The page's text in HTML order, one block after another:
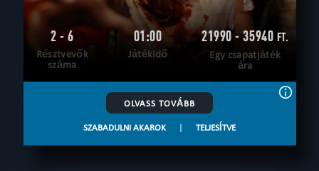
2 - 6
Résztvevők
száma
01:00
Játékidő
21990 - 35940 FT.
Egy csapatjáték
ára
OLVASS TOVÁBB
SZABADULNI AKAROK | TELJESÍTVE